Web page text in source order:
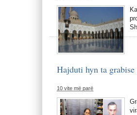
Hajduti hyn ta
10 vite më parë